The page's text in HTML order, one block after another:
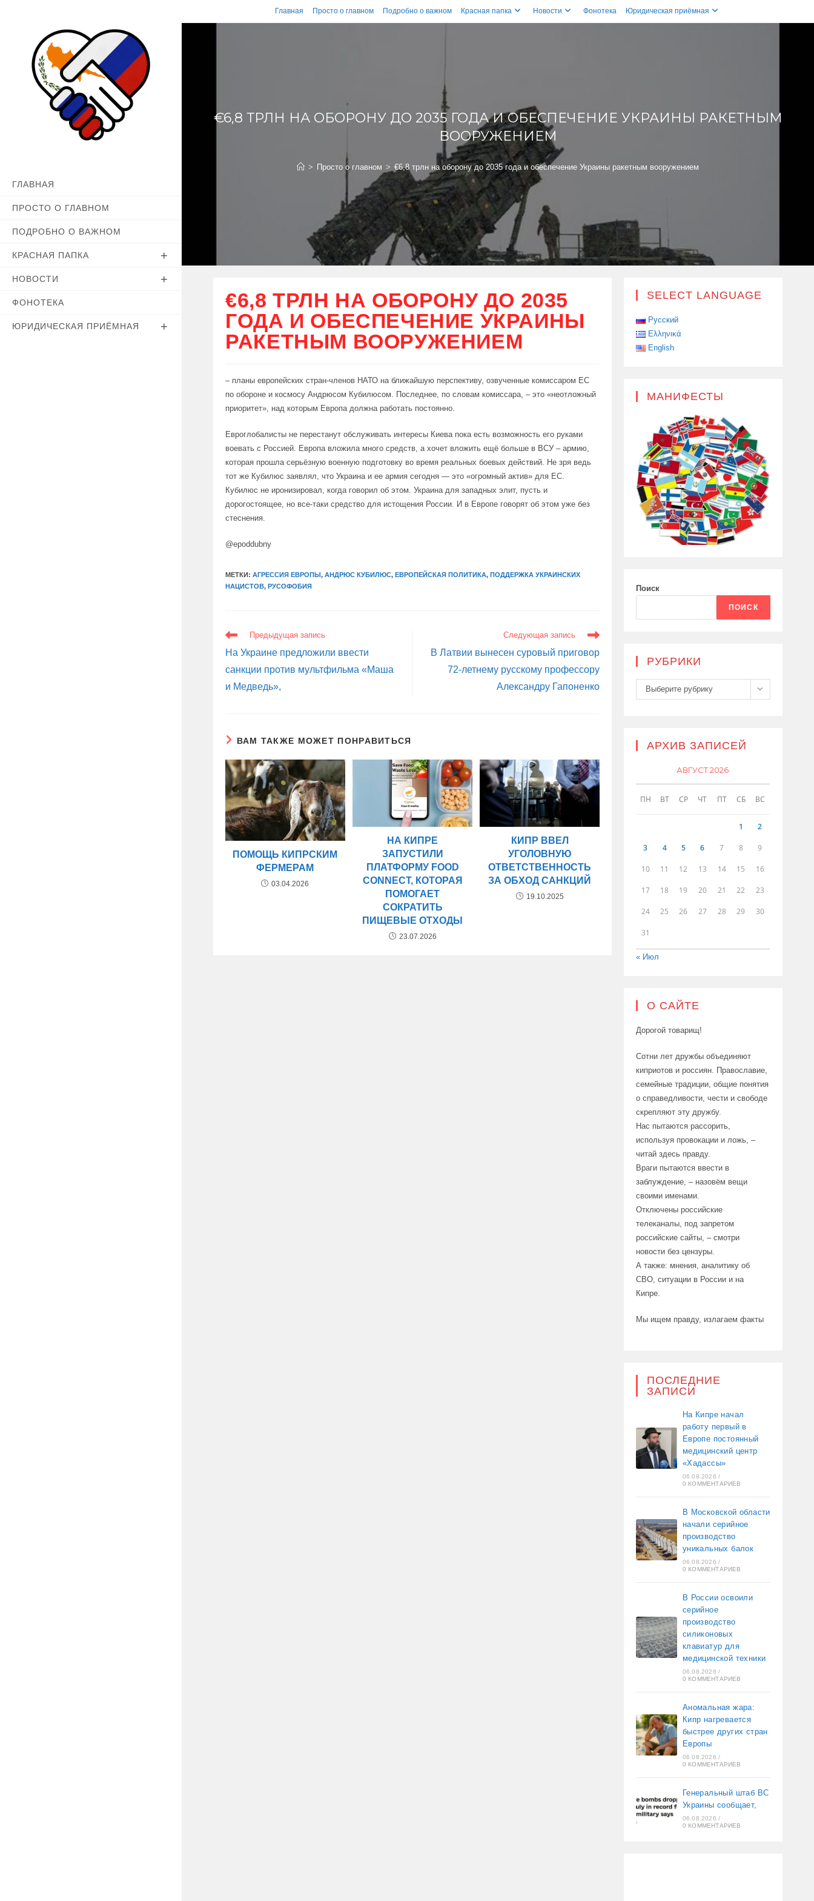
к
Главная Просто о главном Подробно о важном Красная папка Новости Фонотека Юридическая приёмная
ГЛАВНАЯ
ПРОСТО О ГЛАВНОМ
ПОДРОБНО О ВАЖНОМ
КРАСНАЯ ПАПКА
НОВОСТИ
ФОНОТЕКА
ЮРИДИЧЕСКАЯ ПРИЁМНАЯ
€6,8 ТРЛН НА ОБОРОНУ ДО 2035 ГОДА И ОБЕСПЕЧЕНИЕ УКРАИНЫ РАКЕТНЫМ
ВООРУЖЕНИЕМ
> Просто о главном > €6,8 трлн на оборону до 2035 года и обеспечение Украины ракетным вооружением
€6,8 ТРЛН НА ОБОРОНУ ДО 2035
ГОДА И ОБЕСПЕЧЕНИЕ УКРАИНЫ
РАКЕТНЫМ ВООРУЖЕНИЕМ
– планы европейских стран-членов НАТО на ближайшую перспективу, озвученные комиссаром ЕС
по обороне и космосу Андрюсом Кубилюсом. Последнее, по словам комиссара, – это «неотложный
приоритет», над которым Европа должна работать постоянно.
Евроглобалисты не перестанут обслуживать интересы Киева пока есть возможность его руками
воевать с Россией. Европа вложила много средств, а хочет вложить ещё больше в ВСУ – армию,
которая прошла серьёзную военную подготовку во время реальных боевых действий. Не зря ведь
тот же Кубилюс заявлял, что Украина и ее армия сегодня — это «огромный актив» для ЕС.
Кубилюс не иронизировал, когда говорил об этом. Украина для западных элит, пусть и
дорогостоящее, но все-таки средство для истощения России. И в Европе говорят об этом уже без
стеснения.
@epoddubny
МЕТКИ:АГРЕССИЯ ЕВРОПЫ, АНДРЮС КУБИЛЮС, ЕВРОПЕЙСКАЯ ПОЛИТИКА, ПОДДЕРЖКА УКРАИНСКИХ
НАЦИСТОВ, РУСОФОБИЯ
ЕЩЕ
СТАТЬИ
Предыдущая запись
На Украине предложили ввести
санкции против мультфильма «Маша
и Медведь»,
Следующая запись
В Латвии вынесен суровый приговор
72-летнему русскому профессору
Александру Гапоненко
ВАМ ТАКЖЕ МОЖЕТ ПОНРАВИТЬСЯ
ПОМОЩЬ КИПРСКИМ
ФЕРМЕРАМ
03.04.2026
НА КИПРЕ
ЗАПУСТИЛИ
ПЛАТФОРМУ FOOD
CONNECT, КОТОРАЯ
ПОМОГАЕТ
СОКРАТИТЬ
ПИЩЕВЫЕ ОТХОДЫ
23.07.2026
КИПР ВВЕЛ
УГОЛОВНУЮ
ОТВЕТСТВЕННОСТЬ
ЗА ОБХОД САНКЦИЙ
19.10.2025
SELECT LANGUAGE
Русский
Ελληνικά
English
МАНИФЕСТЫ
Поиск
ПОИСК
РУБРИКИ
Рубрики
Выберите рубрику
АРХИВ ЗАПИСЕЙ
АВГУСТ 2026
ПН ВТ СР ЧТ ПТ СБ ВС
1 2
3 4 5 6 7 8 9
10 11 12 13 14 15 16
17 18 19 20 21 22 23
24 25 26 27 28 29 30
31
« Июл
О САЙТЕ
Дорогой товарищ!
Сотни лет дружбы объединяют
киприотов и россиян. Православие,
семейные традиции, общие понятия
о справедливости, чести и свободе
скрепляют эту дружбу.
Нас пытаются рассорить,
используя провокации и ложь, –
читай здесь правду.
Враги пытаются ввести в
заблуждение, – назовём вещи
своими именами.
Отключены российские
телеканалы, под запретом
российские сайты, – смотри
новости без цензуры.
А также: мнения, аналитику об
СВО, ситуации в России и на
Кипре.
Мы ищем правду, излагаем факты
ПОСЛЕДНИЕ
ЗАПИСИ
На Кипре начал
работу первый в
Европе постоянный
медицинский центр
«Хадассы»
06.08.2026 /
0 КОММЕНТАРИЕВ
В Московской области
начали серийное
производство
уникальных балок
06.08.2026 /
0 КОММЕНТАРИЕВ
В России освоили
серийное
производство
силиконовых
клавиатур для
медицинской техники
06.08.2026 /
0 КОММЕНТАРИЕВ
Аномальная жара:
Кипр нагревается
быстрее других стран
Европы
06.08.2026 /
0 КОММЕНТАРИЕВ
Генеральный штаб ВС
Украины сообщает,
06.08.2026 /
0 КОММЕНТАРИЕВ